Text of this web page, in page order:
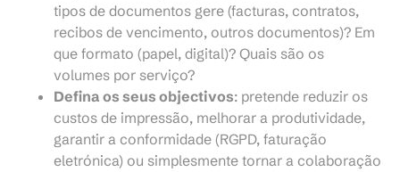
tipos de documentos gere (facturas, contratos,
recibos de vencimento, outros documentos)? Em
que formato (papel, digital)? Quais são os
volumes por serviço?
Defina os seus objectivos: pretende reduzir os
custos de impressão, melhorar a produtividade,
garantir a conformidade (RGPD, faturação
eletrónica) ou simplesmente tornar a colaboração